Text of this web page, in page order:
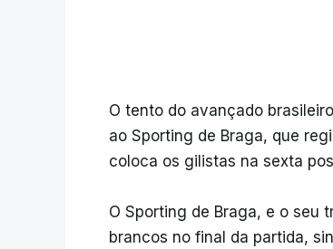
O tento do avançado
ao Sporting de Braga, que
coloca os gilistas na sexta
O Sporting de Braga, e o seu
brancos no final da partida,